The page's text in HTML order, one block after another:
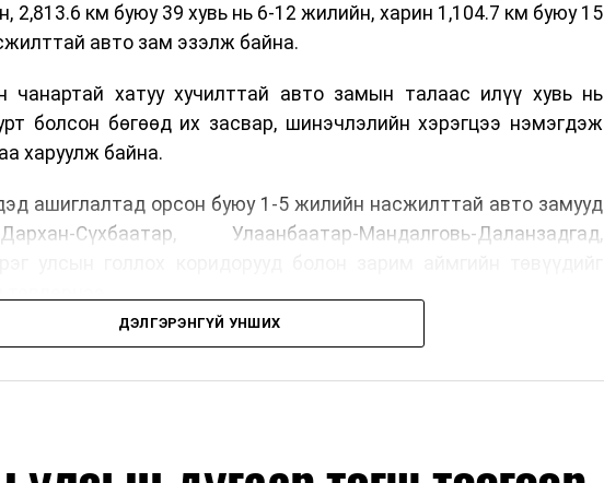
2,813.6 км буюу 39 хувь нь 6-12 жилийн, харин 1,104.7 км буюу 15
авто зам эзэлж байна.
чанартай хатуу хучилттай авто замын талаас илүү хувь нь
болсон бөгөөд их засвар, шинэчлэлийн хэрэгцээ нэмэгдэж
харуулж байна.
ашиглалтад орсон буюу 1-5 жилийн насжилттай авто замууд
Сүхбаатар, Улаанбаатар-Мандалговь-Даланзадгад,
тогтмол үнэлж, их засвар, ээлжит засвар арчлалтын ажлыг
албаныхан хэлж байна
ДЭЛГЭРЭНГҮЙ УНШИХ